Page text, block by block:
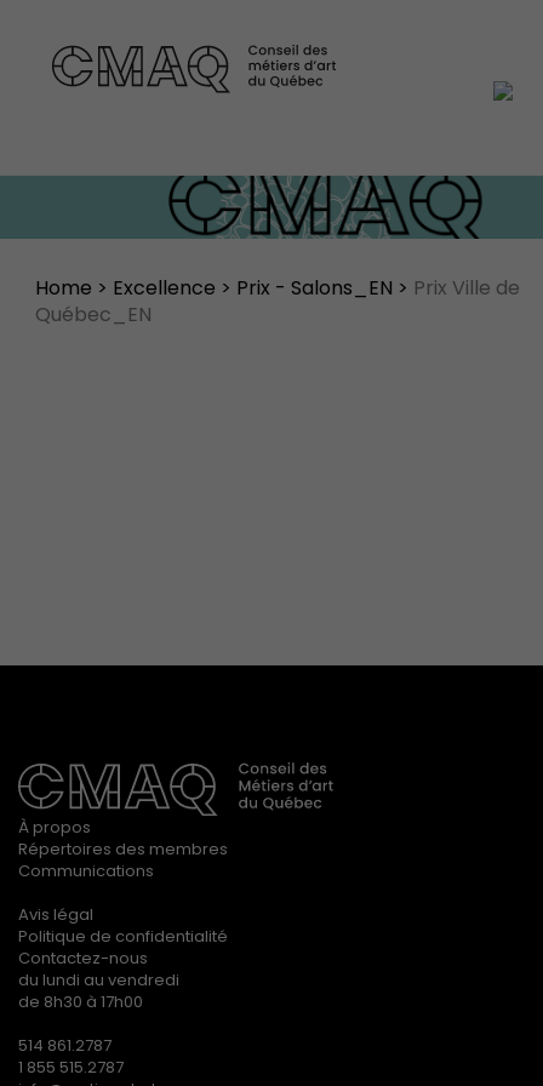
Home > Excellence > Prix - Salons_EN > Prix Ville de
Québec_EN
À propos
Répertoires des membres
Communications
Avis légal
Politique de confidentialité
Contactez-nous
du lundi au vendredi
de 8h30 à 17h00
514 861.2787
1 855 515.2787